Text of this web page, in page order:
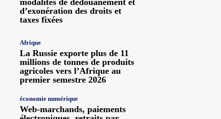
modalités de dédouanement et
d’exonération des droits et
taxes fixées
Afrique
La Russie exporte plus de 11
millions de tonnes de produits
agricoles vers l’Afrique au
premier semestre 2026
économie numérique
Web-marchands, paiements